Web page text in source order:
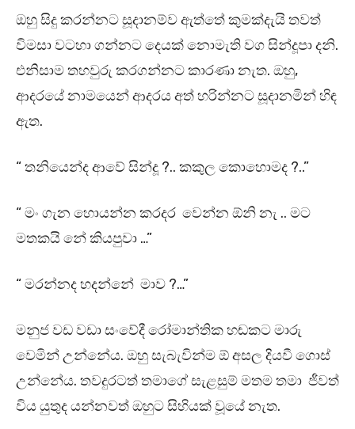
ඔහු සිදු කරන්නට සූදානම්ව ඇත්තේ කුමක්දැයි තවත්
විමසා වටහා ගන්නට දෙයක් නොමැති වග සින්දූපා දනි.
එනිසාම තහවුරු කරගන්නට කාරණා නැත. ඔහු,
ආදරයේ නාමයෙන් ආදරය අත් හරින්නට සූදානමින් හිඳ
ඇත.
“ තනියෙන්ද ආවේ සින්දූ ?.. කකුල කොහොමද ?..”
“ මං ගැන හොයන්න කරදර වෙන්න ඕනි නැ .. මට
මතකයි නේ කියපුවා …”
“ මරන්නද හදන්නේ මාව ?…”
මනුජ වඩ වඩා සංවේදී රෝමාන්තික හඬකට මාරු
වෙමින් උන්නේය. ඔහු සැබැවින්ම ඕ අසල දියවී ගොස්
උන්නේය. තවදුරටත් තමාගේ සැළසුම් මතම තමා ජීවත්
විය යුතුද යන්නවත් ඔහුට සිහියක් වූයේ නැත.